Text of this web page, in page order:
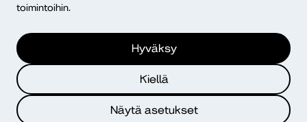
toimintoihin.
Hyväksy
Kiellä
Näytä asetukset
URN-osoite:
https://urn.fi/URN:NBN:fi-
fe2025100199136
Lisenssi:
CC BY-NC-ND 4.0